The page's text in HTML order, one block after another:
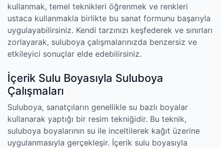
kullanmak, temel teknikleri öğrenmek ve renkleri
ustaca kullanmakla birlikte bu sanat formunu başarıyla
uygulayabilirsiniz. Kendi tarzınızı keşfederek ve sınırları
zorlayarak, suluboya çalışmalarınızda benzersiz ve
etkileyici sonuçlar elde edebilirsiniz.
İçerik Sulu Boyasıyla Suluboya
Çalışmaları
Suluboya, sanatçıların genellikle su bazlı boyalar
kullanarak yaptığı bir resim tekniğidir. Bu teknik,
suluboya boyalarının su ile inceltilerek kağıt üzerine
uygulanmasıyla gerçekleşir. İçerik sulu boyasıyla